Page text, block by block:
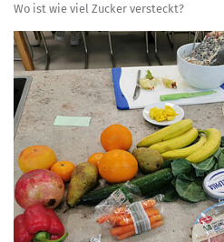
Wo ist wie viel Zucker versteckt?